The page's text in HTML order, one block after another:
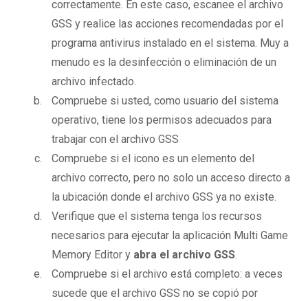
correctamente. En este caso, escanee el archivo
GSS y realice las acciones recomendadas por el
programa antivirus instalado en el sistema. Muy a
menudo es la desinfección o eliminación de un
archivo infectado.
Compruebe si usted, como usuario del sistema
operativo, tiene los permisos adecuados para
trabajar con el archivo GSS
Compruebe si el icono es un elemento del
archivo correcto, pero no solo un acceso directo a
la ubicación donde el archivo GSS ya no existe.
Verifique que el sistema tenga los recursos
necesarios para ejecutar la aplicación Multi Game
Memory Editor y abra el archivo GSS.
Compruebe si el archivo está completo: a veces
sucede que el archivo GSS no se copió por